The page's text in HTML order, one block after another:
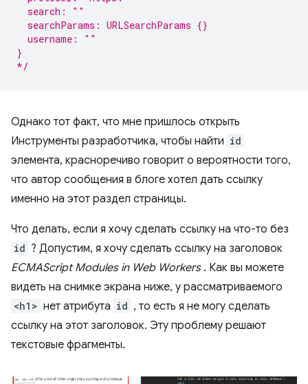
  search: ""
  searchParams: URLSearchParams {}
  username: ""
}
*/
Однако тот факт, что мне пришлось открыть
Инструменты разработчика, чтобы найти id
элемента, красноречиво говорит о вероятности того,
что автор сообщения в блоге хотел дать ссылку
именно на этот раздел страницы.
Что делать, если я хочу сделать ссылку на что-то без
id ? Допустим, я хочу сделать ссылку на заголовок
ECMAScript Modules in Web Workers. Как вы можете
видеть на снимке экрана ниже, у рассматриваемого
<h1> нет атрибута id , то есть я не могу сделать
ссылку на этот заголовок. Эту проблему решают
текстовые фрагменты.